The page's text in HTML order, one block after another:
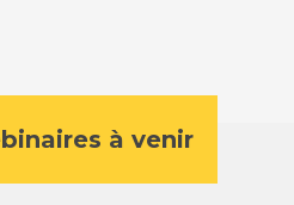
à venir